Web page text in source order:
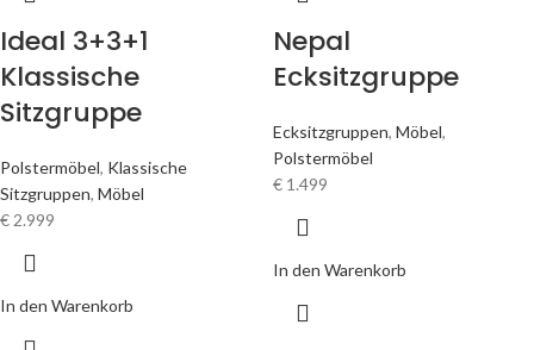
Ideal 3+3+1
Klassische
Sitzgruppe
Polstermöbel, Klassische
Sitzgruppen, Möbel
€2.999
In den Warenkorb
Nepal
Ecksitzgruppe
Ecksitzgruppen, Möbel,
Polstermöbel
€ 1.499
In den Warenkorb